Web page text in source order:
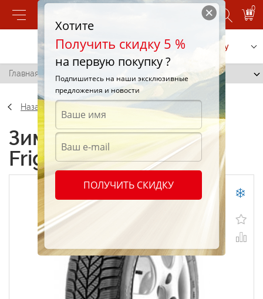
0
Позвонить Заказать услугу
Главная /
Назад
Зимние шины Debica
Frigo 2 175/65 R15 84T
Хотите
Получить скидку 5 %
на первую покупку ?
Подпишитесь на наши эксклюзивные
предложения и новости
ПОЛУЧИТЬ СКИДКУ